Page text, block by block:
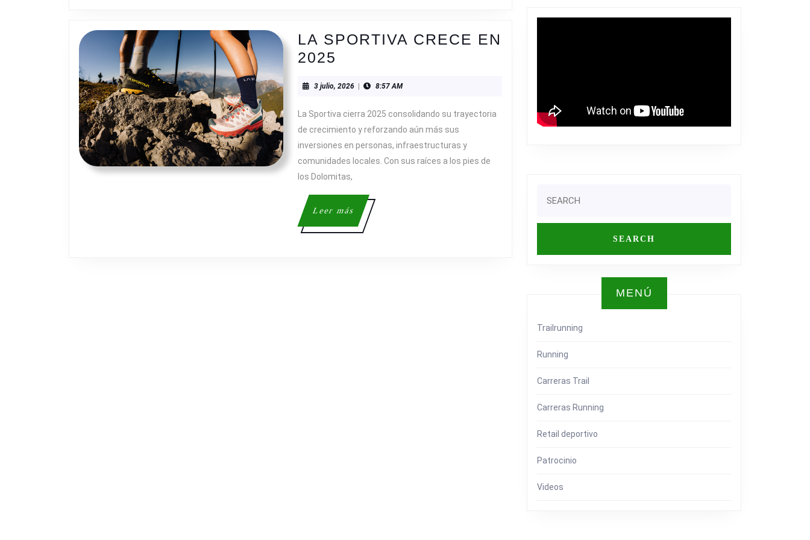
HOKA
UTMB
LA SPORTIVA CRECE EN
2025
CRECE
EN
2025
3 julio, 20263
8:57 AM
La Sportiva cierra 2025 consolidando su trayectoria
de crecimiento y reforzando aún más sus
inversiones en personas, infraestructuras y
comunidades locales. Con sus raíces a los pies de
los Dolomitas,
Leer másLeer
más
for:
MENÚ
Trailrunning
Running
Carreras Trail
Carreras Running
Retail deportivo
Patrocinio
Videos